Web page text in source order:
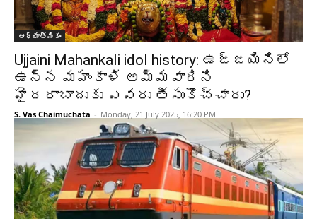
ఆధ్యాత్మికం
Ujjaini Mahankali idol history: ఉజ్జయినిలో
ఉన్న మహంకాళి అమ్మవారిని
హైదరాబాదుకు ఎవరు తీసుకొచ్చారు?
S. Vas Chaimuchata - Monday, 21 July 2025, 16:20 PM